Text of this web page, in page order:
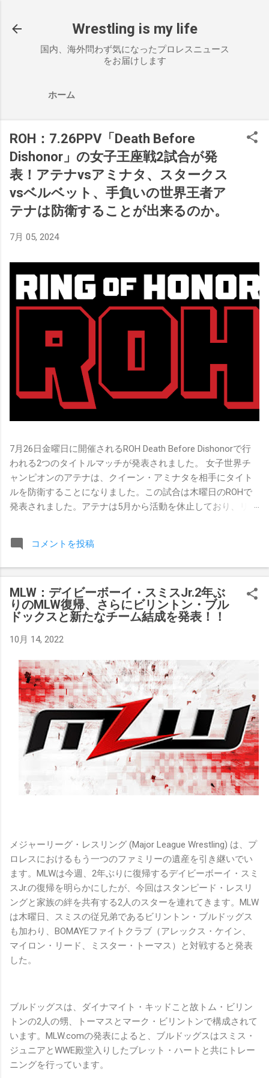
Wrestling is my life
国内、海外問わず気になったプロレスニュース
をお届けします
ホーム
ROH：7.26PPV「Death Before
Dishonor」の女子王座戦2試合が発
表！アテナvsアミナタ、スタークス
vsベルベット、手負いの世界王者ア
テナは防衛することが出来るのか。
7月 05, 2024
7月26日金曜日に開催されるROH Death Before Dishonorで行
われる2つのタイトルマッチが発表されました。 女子世界チ
ャンピオンのアテナは、クイーン・アミナタを相手にタイト
ルを防衛することになりました。この試合は木曜日のROHで
発表されました。アテナは5月から活動を休止しており、リン
女子世界チャンピオンは5月の最後の試合で怪我の恐怖に苦し
みましたが、それはストーリーの中で誇張されています。 ア
でタイトルを防衛します。PPVでレッド・ベルベッドを相手
にROH Women's TV 王座の防衛戦を行います。 木曜日の放送
では、リー・モリアーティーがROH Pure Championship
Proving Groundの試合でウィーラー・ユータとタイムリミット
で引き分けたので、チャンピオンシップへのチャンスを手に
Wrestling Observer
コメントを投稿
MLW：デイビーボーイ・スミスJr.2年ぶ
りのMLW復帰、さらにビリントン・ブル
ドックスと新たなチーム結成を発表！！
10月 14, 2022
メジャーリーグ・レスリング (Major League Wrestling) は、プ
ロレスにおけるもう一つのファミリーの遺産を引き継いでい
ます。MLWは今週、2年ぶりに復帰するデイビーボーイ・スミ
スJr.の復帰を明らかにしたが、今回はスタンピード・レスリ
ングと家族の絆を共有する2人のスターを連れてきます。MLW
は木曜日、スミスの従兄弟であるビリントン・ブルドッグス
も加わり、BOMAYEファイトクラブ（アレックス・ケイン、
マイロン・リード、ミスター・トーマス）と対戦すると発表
した。
ブルドッグスは、ダイナマイト・キッドこと故トム・ビリン
トンの2人の甥、トーマスとマーク・ビリントンで構成されて
います。MLW.comの発表によると、ブルドッグスはスミス・
ジュニアとWWE殿堂入りしたブレット・ハートと共にトレー
ニングを行っています。